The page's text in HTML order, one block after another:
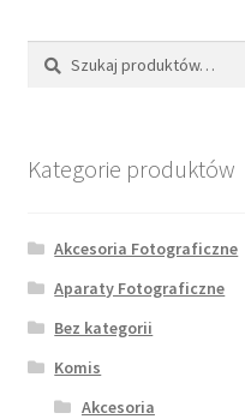
Szukaj:
Szukaj
Kategorie produktów
Akcesoria Fotograficzne
Aparaty Fotograficzne
Bez kategorii
Komis
Akcesoria